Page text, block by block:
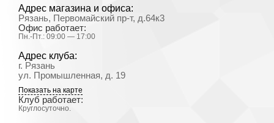
Адрес магазина и офиса:
Рязань, Первомайский пр-т, д.64к3
Офис работает:
Пн.-Пт.: 09:00 — 17:00
Адрес клуба:
г. Рязань
ул. Промышленная, д. 19
Показать на карте
Клуб работает:
Круглосуточно.